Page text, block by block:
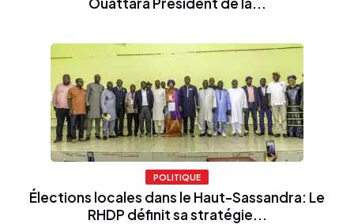
POLITIQUE
Élections locales dans le Haut-Sassandra: Le
RHDP définit sa stratégie...